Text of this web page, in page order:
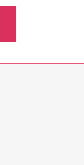
依然只能透
根本難以觸